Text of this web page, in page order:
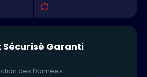
Garanti
des Données